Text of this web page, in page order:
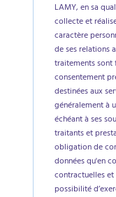
LAMY, en sa
collecte et
caractère
de ses relations
traitements sont
consentement
destinées aux
généralement à
échéant à ses
traitants et
obligation de
données qu'en
contractuelles
possibilité